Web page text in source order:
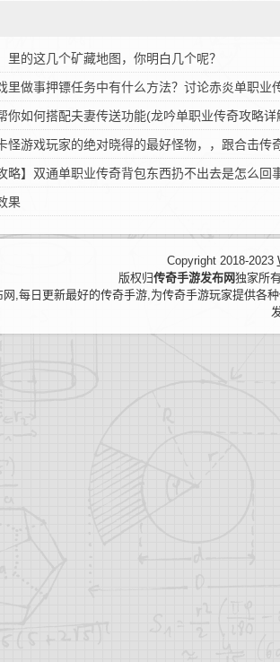
里的这几个矿藏地图，你明白几个呢？
里做事押镖任务中有什么方法？讨论赤炎单职业
你如何搭配夫妻传送功能(龙吟单职业传奇攻略详
怪游戏玩家的绝对晓得的最好怪物，，跟合击
略】双通单职业传奇背包东西扔不出去是怎么回
果
Copyright 2018-2023
版权归传奇手游发布网独家所
,每日更新最好的传奇手游,为传奇手游玩家提供各